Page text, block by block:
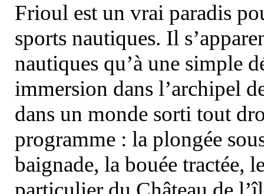
Frioul est un vrai paradis
sports nautiques. Il
nautiques qu’à une simple
immersion dans l’archipel
dans un monde sorti tout
programme : la plongée
baignade, la bouée tractée,